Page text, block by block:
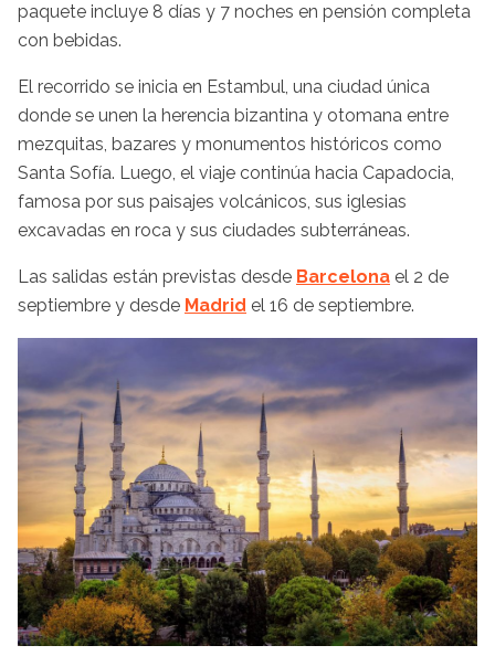
paquete incluye 8 días y 7 noches en pensión completa
con bebidas.
El recorrido se inicia en Estambul, una ciudad única
donde se unen la herencia bizantina y otomana entre
mezquitas, bazares y monumentos históricos como
Santa Sofía. Luego, el viaje continúa hacia Capadocia,
famosa por sus paisajes volcánicos, sus iglesias
excavadas en roca y sus ciudades subterráneas.
Las salidas están previstas desde Barcelona el 2 de
septiembre y desde Madrid el 16 de septiembre.